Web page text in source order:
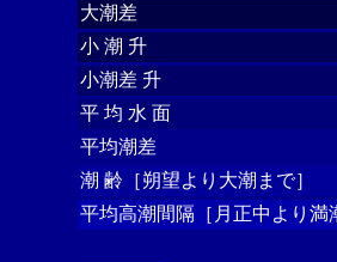
大潮差
小 潮 升
小潮差 升
平 均 水 面
平均潮差
潮 齢［朔望より大潮まで］
平均高潮間隔［月正中より満